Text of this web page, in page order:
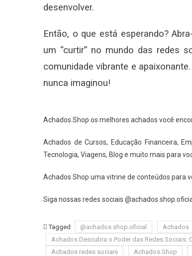
desenvolver.
Então, o que está esperando?
um “curtir” no mundo das redes
comunidade vibrante e
nunca imaginou!
Achados.Shop os melhores achados você
Achados de Cursos, Educação Financeira,
Tecnologia, Viagens, Blog e muito mais para
Achados Shop uma vitrine de conteúdos para
Siga nossas redes sociais
Tagged @achados.shop.oficial Achados
Achados Descubra o Poder das Redes Sociais:
Achados redes sociais
Achados.Shop